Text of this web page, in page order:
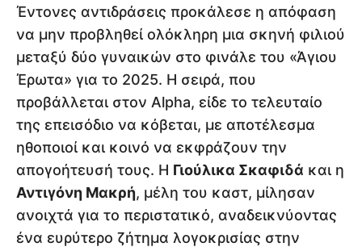
Έντονες αντιδράσεις προκάλεσε η απόφαση
να μην προβληθεί ολόκληρη μια σκηνή φιλιού
μεταξύ δύο γυναικών στο φινάλε του «Άγιου
Έρωτα» για το 2025. Η σειρά, που
προβάλλεται στον Alpha, είδε το τελευταίο
της επεισόδιο να κόβεται, με αποτέλεσμα
ηθοποιοί και κοινό να εκφράζουν την
απογοήτευσή τους. Η Γιούλικα Σκαφιδά και η
Αντιγόνη Μακρή, μέλη του καστ, μίλησαν
ανοιχτά για το περιστατικό, αναδεικνύοντας
ένα ευρύτερο ζήτημα λογοκρισίας στην